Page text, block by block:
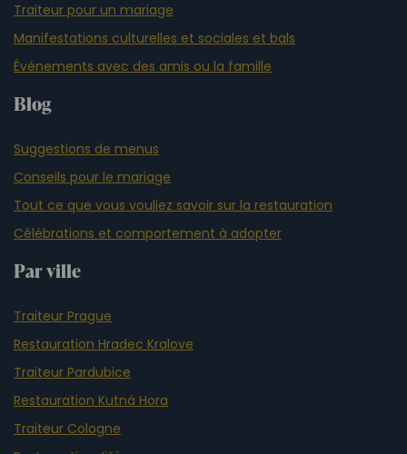
Traiteur pour un mariage
Manifestations culturelles et sociales et bals
Événements avec des amis ou la famille
Blog
Suggestions de menus
Conseils pour le mariage
Tout ce que vous vouliez savoir sur la restauration
Célébrations et comportement à adopter
Par ville
Traiteur Prague
Restauration Hradec Kralove
Traiteur Pardubice
Restauration Kutná Hora
Traiteur Cologne